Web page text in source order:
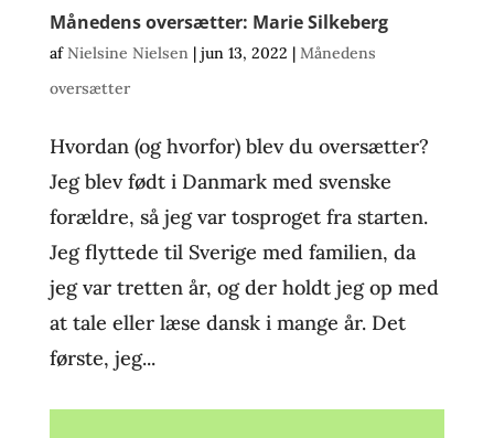
Månedens oversætter: Marie Silkeberg
afNielsine Nielsen| jun 13, 2022 | Månedens
oversætter
Hvordan (og hvorfor) blev du oversætter?
Jeg blev født i Danmark med svenske
forældre, så jeg var tosproget fra starten.
Jeg flyttede til Sverige med familien, da
jeg var tretten år, og der holdt jeg op med
at tale eller læse dansk i mange år. Det
første, jeg...